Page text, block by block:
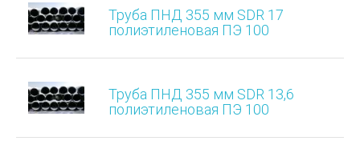
Труба ПНД 355 мм SDR 17
полиэтиленовая ПЭ 100
Труба ПНД 355 мм SDR 13,6
полиэтиленовая ПЭ 100